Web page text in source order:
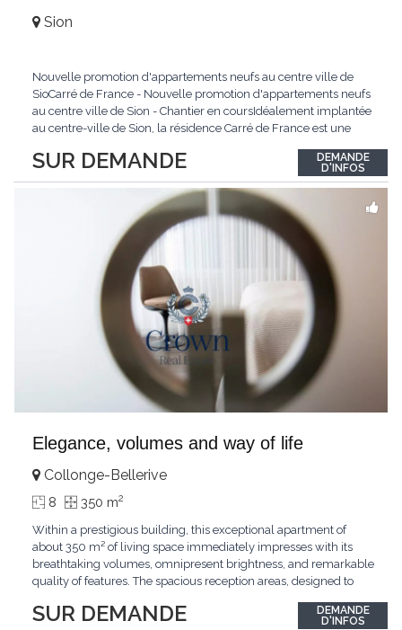
SUR DEMANDE
Sion
Nouvelle promotion d'appartements neufs au centre ville de
SioCarré de France - Nouvelle promotion d'appartements neufs
au centre ville de Sion - Chantier en coursIdéalement implantée
au centre-ville de Sion, la résidence Carré de France est une
contemporaine, qualité de vie et emplacement privilégié.Ce
projet d'envergure comprend 38...
DEMANDE
D'INFOS
Elegance, volumes and way of life
SUR DEMANDE
Collonge-Bellerive
8 350 m2
Within a prestigious building, this exceptional apartment of
about 350 m² of living space immediately impresses with its
breathtaking volumes, omnipresent brightness, and remarkable
quality of features. The spacious reception areas, designed to
outdoor spaces bathed in greenery. The bedrooms also have
DEMANDE
D'INFOS